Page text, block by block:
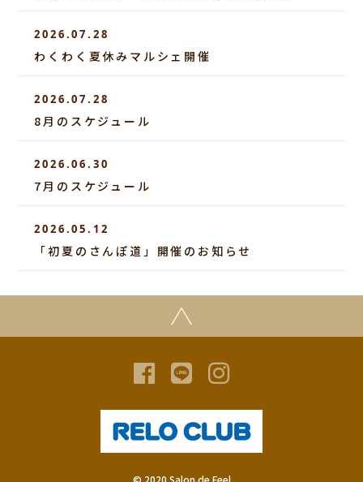
2026.07.28
わくわく夏休みマルシェ開催
2026.07.28
8月のスケジュール
2026.06.30
7月のスケジュール
2026.05.12
「初夏のさんぽ道」開催のお知らせ